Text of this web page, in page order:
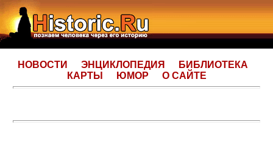
НОВОСТИ ЭНЦИКЛОПЕДИЯ
БИБЛИОТЕКА
КАРТЫ
ЮМОР О САЙТЕ